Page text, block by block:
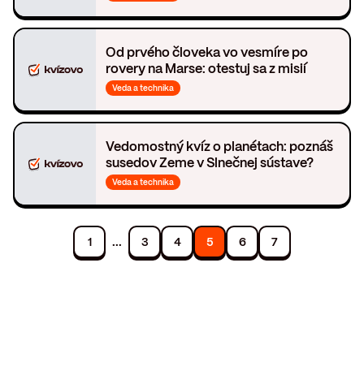
Od prvého človeka vo vesmíre po
rovery na Marse: otestuj sa z misií
Veda a technika
Vedomostný kvíz o planétach: poznáš
susedov Zeme v Slnečnej sústave?
Veda a technika
1 ... 3 4 5 6 7